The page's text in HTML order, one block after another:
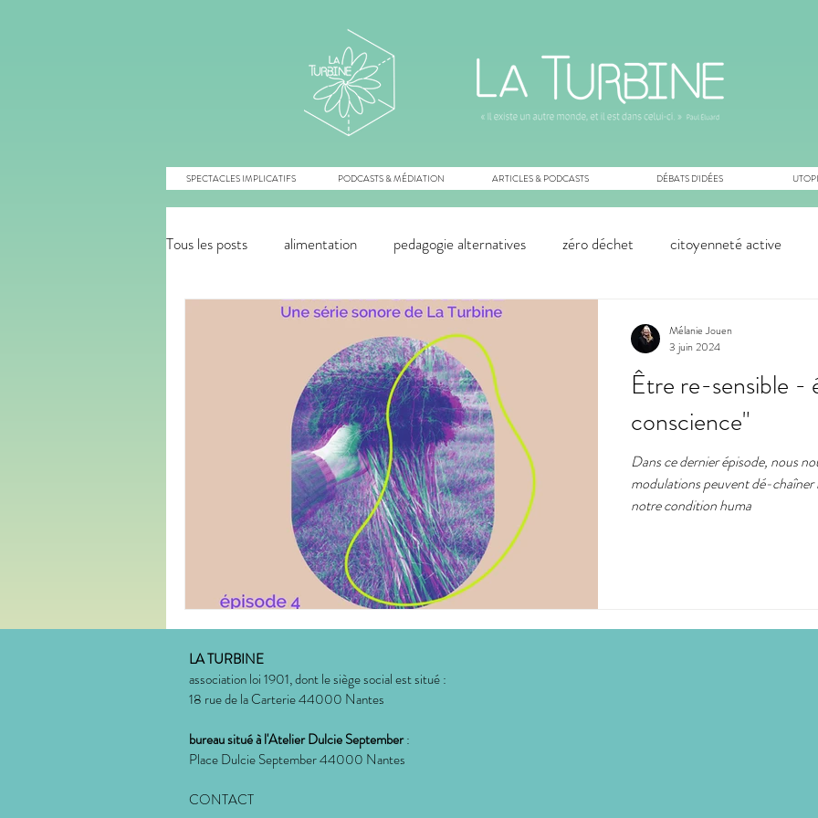
SPECTACLES IMPLICATIFS PODCASTS & MÉDIATION ARTICLES & PODCASTS DÉBATS D'IDÉES
Tous les posts alimentation pedagogie alternatives zéro déchet citoyenneté active
énergies renouvelables agroécologie innovation sociale
innovation monétaire communs économie écoféminisme écologie
démocratie climat expérimentation citoyens art utopie
urbanisme genre
Être re-sensible -
conscience"
Dans ce dernier épisode, nous
modulations peuvent dé-chaîner
notre condition huma
Mélanie Jouen
3 juin 2024
LA TURBINE
association loi 1901, dont le siège social est situé :
18 rue de la Carterie 44000 Nantes
bureau situé à l'Atelier Dulcie September:
Place Dulcie September 44000 Nantes
CONTACT